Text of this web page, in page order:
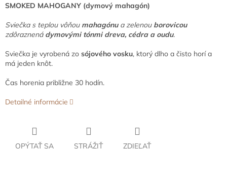
SMOKED MAHOGANY (dymový mahagón)
Sviečka s teplou vôňou mahagónua zelenou borovicou
zdôraznená dymovými tónmi dreva, cédra a oudu.
Sviečka je vyrobená zo sójového vosku, ktorý dlho a čisto horí a
má jeden knôt.
Čas horenia približne 30 hodín.
Detailné informácie
OPÝTAŤ SA STRÁŽIŤ ZDIEĽAŤ